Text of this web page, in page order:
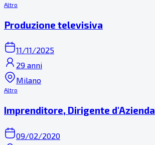
Altro
Produzione televisiva
11/11/2025
29 anni
Milano
Altro
Imprenditore, Dirigente d'Azienda
09/02/2020